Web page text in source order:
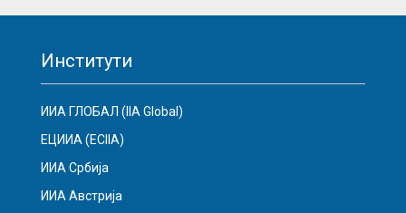
Институти
ИИА ГЛОБАЛ (IIA Global)
ЕЦИИА (ECIIA)
ИИА Србија
ИИА Австрија